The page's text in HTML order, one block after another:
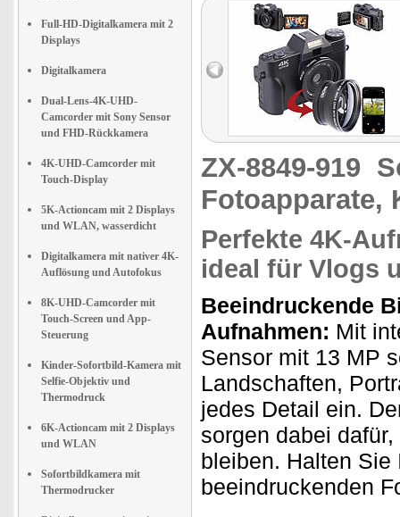
Full-HD-Digitalkamera mit 2
Displays
Digitalkamera
Dual-Lens-4K-UHD-
Camcorder mit Sony Sensor
und FHD-Rückkamera
4K-UHD-Camcorder mit
Touch-Display
5K-Actioncam mit 2 Displays
und WLAN, wasserdicht
Digitalkamera mit nativer 4K-
Auflösung und Autofokus
8K-UHD-Camcorder mit
Touch-Screen und App-
Steuerung
Kinder-Sofortbild-Kamera mit
Selfie-Objektiv und
Thermodruck
6K-Actioncam mit 2 Displays
und WLAN
Sofortbildkamera mit
Thermodrucker
ZX-8849-919
Fotoapparate,
Perfekte 4K-
ideal für Vlogs
Beeindruckende
Aufnahmen: Mit
Sensor mit 13 MP
Landschaften,
jedes Detail ein.
sorgen dabei
bleiben. Halten
beeindruckenden